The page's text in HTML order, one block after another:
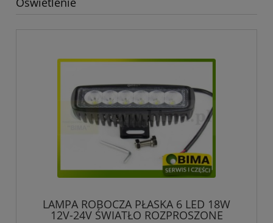
LAMPA ROBOCZA PŁASKA 6 LED 18W
12V-24V ŚWIATŁO ROZPROSZONE